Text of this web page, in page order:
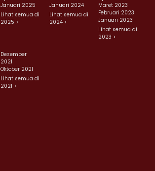
Januari 2025
Lihat semua di
2025 >
Januari 2024
Lihat semua di
2024 >
Maret 2023
Februari 2023
Januari 2023
Lihat semua di
2023 >
Desember
2021
Oktober 2021
Lihat semua di
2021 >